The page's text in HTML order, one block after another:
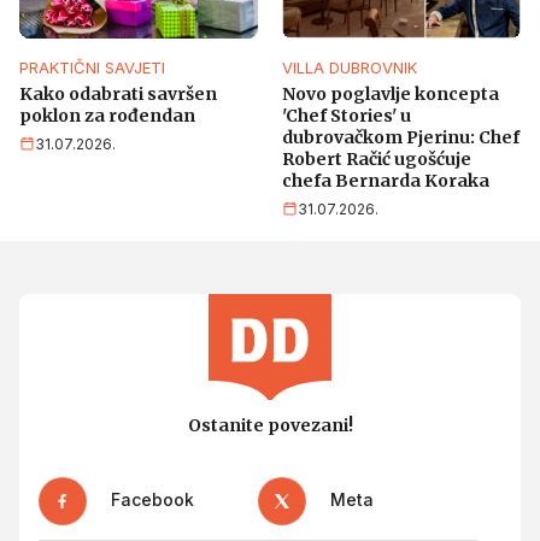
PRAKTIČNI SAVJETI
Kako odabrati savršen
poklon za rođendan
31.07.2026.
VILLA DUBROVNIK
Novo poglavlje koncepta
'Chef Stories' u
dubrovačkom Pjerinu: Chef
Robert Račić ugošćuje
chefa Bernarda Koraka
31.07.2026.
Ostanite povezani!
Facebook Meta